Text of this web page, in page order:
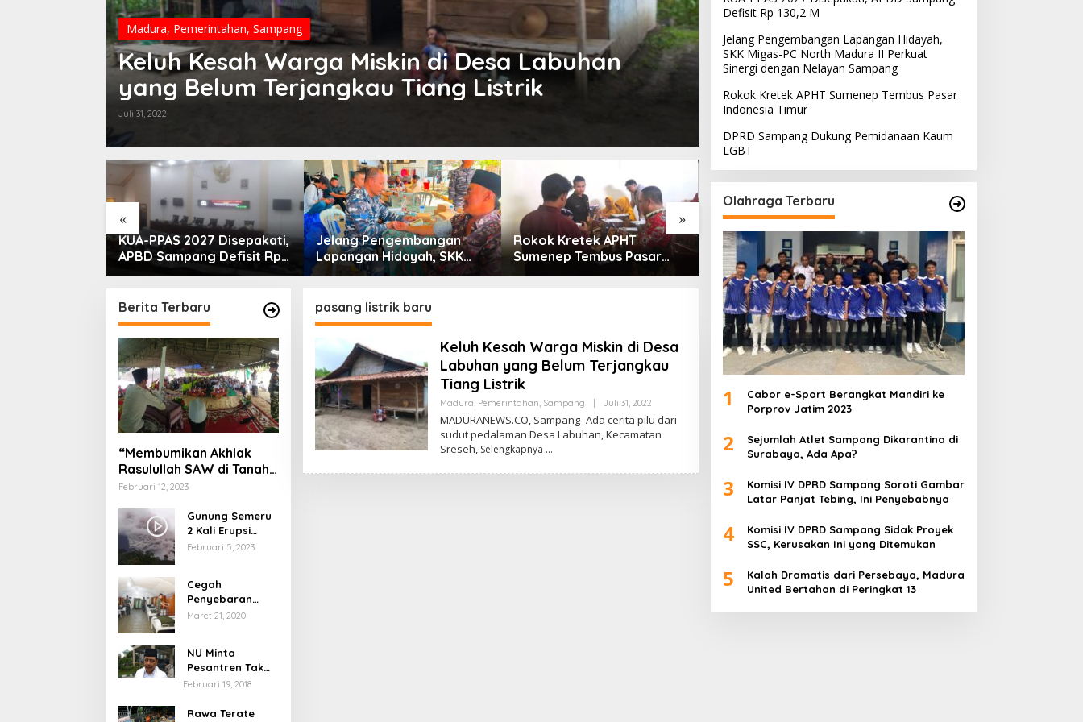
Madura, Pemerintahan, Sampang
Keluh Kesah Warga Miskin di Desa Labuhan
yang Belum Terjangkau Tiang Listrik
Juli 31, 2022
« »
KUA-PPAS 2027 Disepakati,
APBD Sampang Defisit Rp
130,2 M
Jelang Pengembangan
Lapangan Hidayah, SKK
Migas-PC North Madura II
Nelayan Sampang
Rokok Kretek APHT
Sumenep Tembus Pasar
Indonesia Timur
DPRD Sampang Dukung
Pemidanaan Kaum LGBT
PPD Desak PLN Madura
Evaluasi Program Lisdes
Sumenep, Ini Sebabnya
Berita Terbaru
“Membumikan Akhlak
Rasulullah SAW di Tanah
Nusantara”
Februari 12, 2023
Gunung Semeru
2 Kali Erupsi
dengan Tinggi
Februari 5, 2023
Cegah
Penyebaran
Virus Corona,
Pelayanan
Maret 21, 2020
NU Minta
Pesantren Tak
Terprovokasi
Februari 19, 2018
Rawa Terate
pasang listrik baru
Keluh Kesah Warga Miskin di Desa
Labuhan yang Belum Terjangkau
Tiang Listrik
Madura, Pemerintahan, Sampang Juli 31, 2022Oleh
MADURANEWS.CO, Sampang- Ada cerita pilu dari
sudut pedalaman Desa Labuhan, Kecamatan
Sreseh, Selengkapnya
Defisit Rp 130,2 M
Jelang Pengembangan Lapangan Hidayah,
SKK Migas-PC North Madura II Perkuat
Sinergi dengan Nelayan Sampang
Rokok Kretek APHT Sumenep Tembus Pasar
Indonesia Timur
DPRD Sampang Dukung Pemidanaan Kaum
LGBT
Olahraga Terbaru
1
Cabor e-Sport Berangkat Mandiri ke
Porprov Jatim 2023
2
Sejumlah Atlet Sampang Dikarantina di
Surabaya, Ada Apa?
3
Komisi IV DPRD Sampang Soroti Gambar
Latar Panjat Tebing, Ini Penyebabnya
4
Komisi IV DPRD Sampang Sidak Proyek
SSC, Kerusakan Ini yang Ditemukan
5
Kalah Dramatis dari Persebaya, Madura
United Bertahan di Peringkat 13